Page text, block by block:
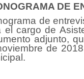
DE
de
el cargo de
adjunto,
de